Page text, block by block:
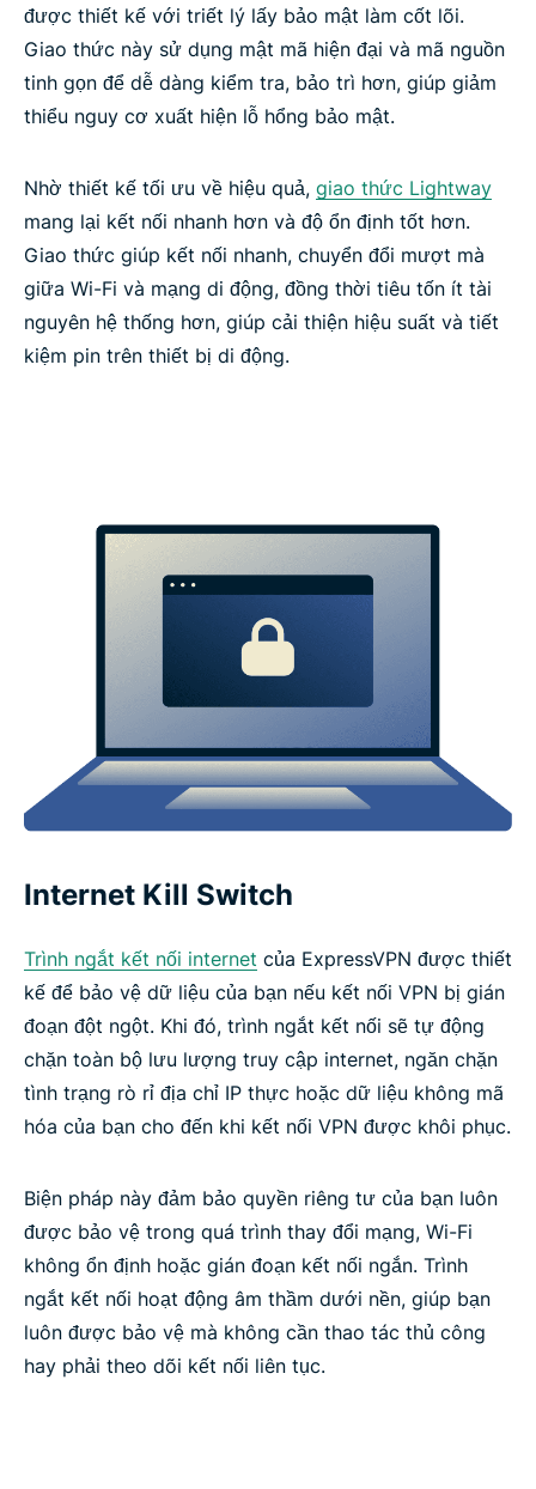
được thiết kế với triết lý lấy bảo mật làm cốt lõi.
Giao thức này sử dụng mật mã hiện đại và mã nguồn
tinh gọn để dễ dàng kiểm tra, bảo trì hơn, giúp giảm
thiểu nguy cơ xuất hiện lỗ hổng bảo mật.
Nhờ thiết kế tối ưu về hiệu quả, giao thức Lightway
mang lại kết nối nhanh hơn và độ ổn định tốt hơn.
Giao thức giúp kết nối nhanh, chuyển đổi mượt mà
giữa Wi-Fi và mạng di động, đồng thời tiêu tốn ít tài
nguyên hệ thống hơn, giúp cải thiện hiệu suất và tiết
kiệm pin trên thiết bị di động.
Internet Kill Switch
Trình ngắt kết nối internet của ExpressVPN được thiết
kế để bảo vệ dữ liệu của bạn nếu kết nối VPN bị gián
đoạn đột ngột. Khi đó, trình ngắt kết nối sẽ tự động
chặn toàn bộ lưu lượng truy cập internet, ngăn chặn
tình trạng rò rỉ địa chỉ IP thực hoặc dữ liệu không mã
hóa của bạn cho đến khi kết nối VPN được khôi phục.
Biện pháp này đảm bảo quyền riêng tư của bạn luôn
được bảo vệ trong quá trình thay đổi mạng, Wi-Fi
không ổn định hoặc gián đoạn kết nối ngắn. Trình
ngắt kết nối hoạt động âm thầm dưới nền, giúp bạn
luôn được bảo vệ mà không cần thao tác thủ công
hay phải theo dõi kết nối liên tục.